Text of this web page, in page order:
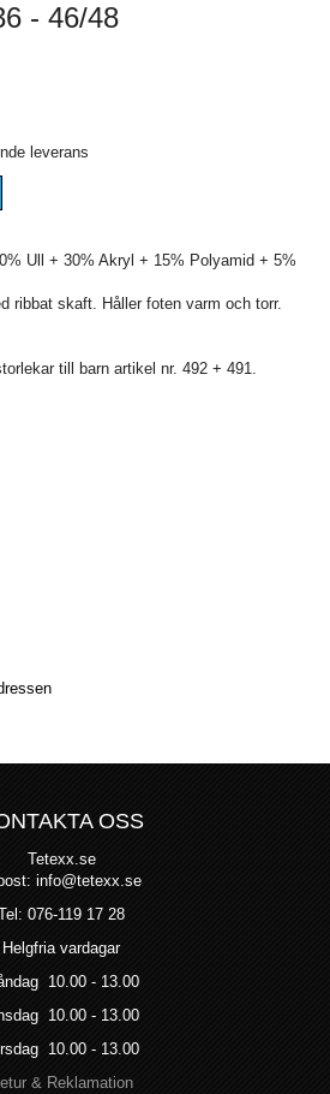
- 46/48
leverans
Ull + 30% Akryl + 15% Polyamid + 5%
ribbat skaft. Håller foten varm och torr.
till barn artikel nr. 492 + 491.
OSS
Tetexx.se
info@tetexx.se
076-119 17 28
Helgfria vardagar
10.00 - 13.00
10.00 - 13.00
10.00 - 13.00
& Reklamation